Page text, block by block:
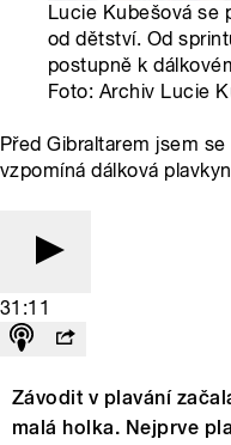
Lucie Kubešová se
od dětství. Od
postupně k
Foto: Archiv Lucie
Před Gibraltarem jsem
vzpomíná dálková
31:11
Závodit v plavání
malá holka. Nejprve